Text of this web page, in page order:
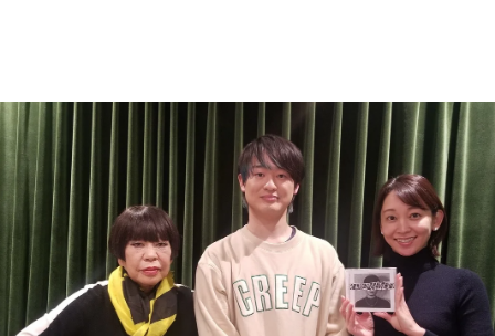
お知らせ
イベント・グッズ
YouTube
会社情報